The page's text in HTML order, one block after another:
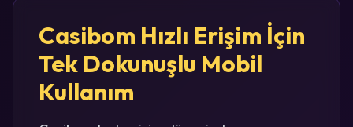
Casibom Hızlı Erişim İçin
Tek Dokunuşlu Mobil
Kullanım